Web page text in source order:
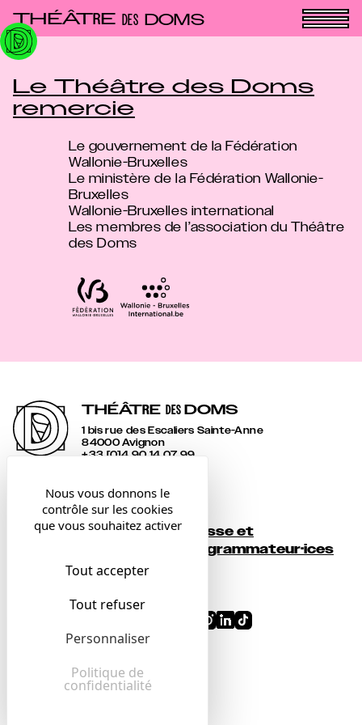
THÉÂTRE DES DOMS
Le Théâtre des Doms
remercie
Le gouvernement de la Fédération
Wallonie-Bruxelles
Le ministère de la Fédération Wallonie-
Bruxelles
Wallonie-Bruxelles international
Les membres de l’association du Théâtre
des Doms
THÉÂTRE DES DOMS
1 bis rue des Escaliers Sainte-Anne
84000 Avignon
+33 [0]4 90 14 07 99
Contact
Billetterie
Presse et
programmateur·ices
Mentions légales
Panneau de gestion des cookies
Nous vous donnons le
contrôle sur les cookies
que vous souhaitez activer
Tout accepter
Tout refuser
Personnaliser
Politique de
confidentialité